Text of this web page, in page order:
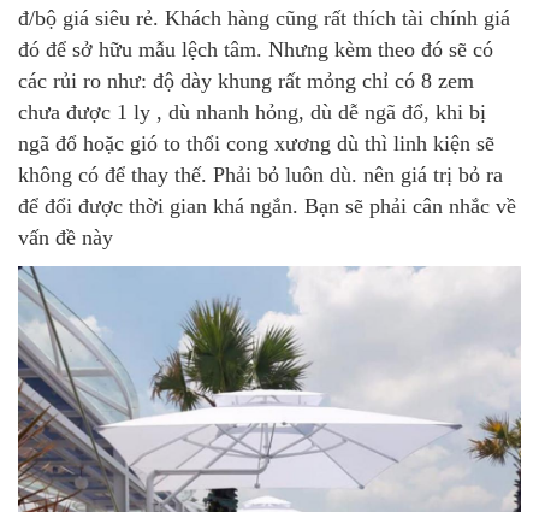
đ/bộ giá siêu rẻ. Khách hàng cũng rất thích tài chính giá
đó để sở hữu mẫu lệch tâm. Nhưng kèm theo đó sẽ có
các rủi ro như: độ dày khung rất mỏng chỉ có 8 zem
chưa được 1 ly , dù nhanh hỏng, dù dễ ngã đổ, khi bị
ngã đổ hoặc gió to thổi cong xương dù thì linh kiện sẽ
không có để thay thế. Phải bỏ luôn dù. nên giá trị bỏ ra
để đổi được thời gian khá ngắn. Bạn sẽ phải cân nhắc về
vấn đề này